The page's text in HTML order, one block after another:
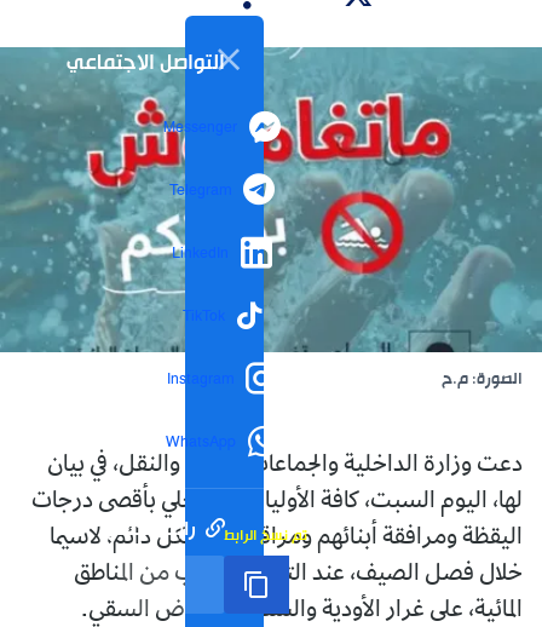
التواصل الاجتماعي
Messenger
Telegram
LinkedIn
TikTok
Instagram
WhatsApp
رابط مختصر تم نسخ الرابط
الصورة: م.ح
دعت وزارة الداخلية والجماعات المحلية والنقل، في بيان
لها، اليوم السبت، كافة الأولياء إلى التحلي بأقصى درجات
اليقظة ومرافقة أبنائهم ومراقبتهم بشكل دائم، لاسيما
خلال فصل الصيف، عند التواجد بالقرب من المناطق
المائية، على غرار الأودية والسدود وأحواض السقي.